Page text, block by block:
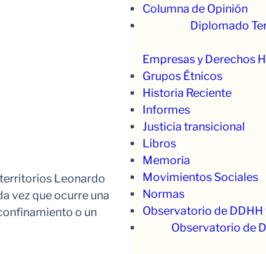
Leonardo
vez que ocurre una
o un
Columna de Opinión
Diplomado
Empresas y Derechos
Grupos Étnicos
Historia Reciente
Informes
Justicia transicional
Libros
Memoria
Movimientos Sociales
Normas
Observatorio de
Observatorio de